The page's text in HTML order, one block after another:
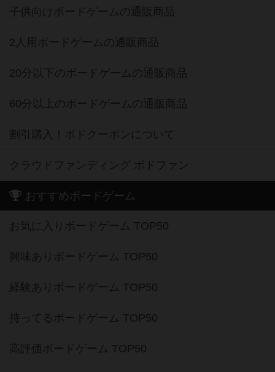
子供向けボードゲームの通販商品
2人用ボードゲームの通販商品
20分以下のボードゲームの通販商品
60分以上のボードゲームの通販商品
割引購入！ボドクーポンについて
クラウドファンディング ボドファン
おすすめボードゲーム
お気に入りボードゲーム TOP50
興味ありボードゲーム TOP50
経験ありボードゲーム TOP50
持ってるボードゲーム TOP50
高評価ボードゲーム TOP50